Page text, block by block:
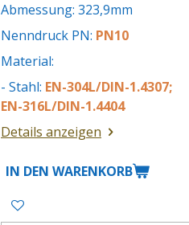
Abmessung: 323,9mm
Nenndruck PN: PN10
Material:
- Stahl: EN-304L/DIN-1.4307;
EN-316L/DIN-1.4404
Details anzeigen
IN DEN WARENKORB